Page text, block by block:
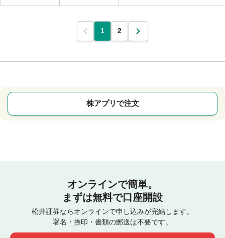
1 2
株アプリで注文
オンラインで簡単。
まずは無料で口座開設
松井証券ならオンラインで申し込みが完結します。
署名・捺印・書類の郵送は不要です。